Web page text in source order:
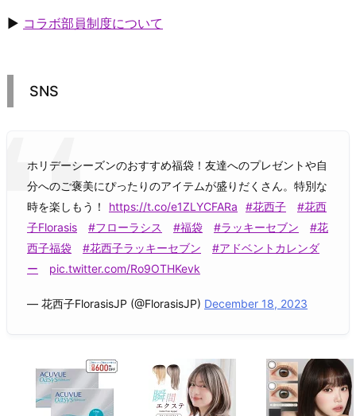
▶ コラボ部員制度について
SNS
ホリデーシーズンのおすすめ福袋！友達へのプレゼントや自
分へのご褒美にぴったりのアイテムが盛りだくさん。特別な
時を楽しもう！
https://t.co/e1ZLYCFARa #花西子
#花西
子Florasis
#フローラシス #福袋 #ラッキーセブン
#花
西子福袋
#花西子ラッキーセブン
#アドベントカレンダ
ー
pic.twitter.com/Ro9OTHKevk
— 花西子FlorasisJP (@FlorasisJP) December 18, 2023